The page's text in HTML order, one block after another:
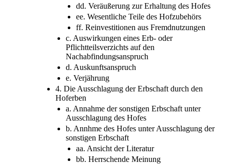
dd. Veräußerung zur Erhaltung des Hofes
ee. Wesentliche Teile des Hofzubehörs
ff. Reinvestitionen aus Fremdnutzungen
c. Auswirkungen eines Erb- oder
Pflichtteilsverzichts auf den
Nachabfindungsanspruch
d. Auskunftsanspruch
e. Verjährung
4. Die Ausschlagung der Erbschaft durch den
Hoferben
a. Annahme der sonstigen Erbschaft unter
Ausschlagung des Hofes
b. Annhme des Hofes unter Ausschlagung der
sonstigen Erbschaft
aa. Ansicht der Literatur
bb. Herrschende Meinung